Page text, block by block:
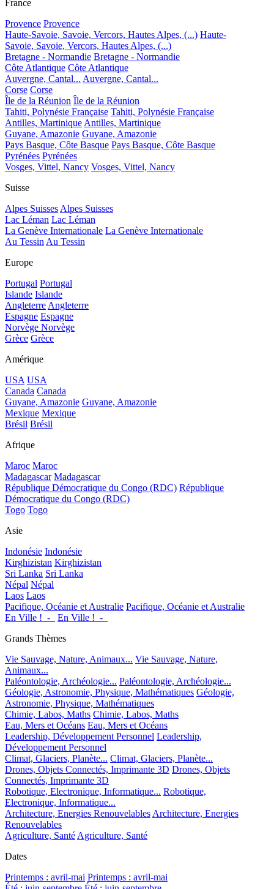
France
Provence Provence
Haute-Savoie, Savoie, Vercors, Hautes Alpes, (...) Haute-
Savoie, Savoie, Vercors, Hautes Alpes, (...)
Bretagne - Normandie Bretagne - Normandie
Côte Atlantique Côte Atlantique
Auvergne, Cantal... Auvergne, Cantal...
Corse Corse
Île de la Réunion Île de la Réunion
Tahiti, Polynésie Française Tahiti, Polynésie Française
Antilles, Martinique Antilles, Martinique
Guyane, Amazonie Guyane, Amazonie
Pays Basque, Côte Basque Pays Basque, Côte Basque
Pyrénées Pyrénées
Vosges, Vittel, Nancy Vosges, Vittel, Nancy
Suisse
Alpes Suisses Alpes Suisses
Lac Léman Lac Léman
La Genève Internationale La Genève Internationale
Au Tessin Au Tessin
Europe
Portugal Portugal
Islande Islande
Angleterre Angleterre
Espagne Espagne
Norvège Norvège
Grèce Grèce
Amérique
USA USA
Canada Canada
Guyane, Amazonie Guyane, Amazonie
Mexique Mexique
Brésil Brésil
Afrique
Maroc Maroc
Madagascar Madagascar
République Démocratique du Congo (RDC) République
Démocratique du Congo (RDC)
Togo Togo
Asie
Indonésie Indonésie
Kirghizistan Kirghizistan
Sri Lanka Sri Lanka
Népal Népal
Laos Laos
Pacifique, Océanie et Australie Pacifique, Océanie et Australie
En Ville !_-_
En Ville !_-_
Grands Thèmes
Vie Sauvage, Nature, Animaux... Vie Sauvage, Nature,
Animaux...
Paléontologie, Archéologie... Paléontologie, Archéologie...
Géologie, Astronomie, Physique, Mathématiques Géologie,
Astronomie, Physique, Mathématiques
Chimie, Labos, Maths Chimie, Labos, Maths
Eau, Mers et Océans Eau, Mers et Océans
Leadership, Développement Personnel Leadership,
Développement Personnel
Climat, Glaciers, Planète... Climat, Glaciers, Planète...
Drones, Objets Connectés, Imprimante 3D Drones, Objets
Connectés, Imprimante 3D
Robotique, Electronique, Informatique... Robotique,
Electronique, Informatique...
Architecture, Energies Renouvelables Architecture, Energies
Renouvelables
Agriculture, Santé Agriculture, Santé
Dates
Printemps : avril-mai Printemps : avril-mai